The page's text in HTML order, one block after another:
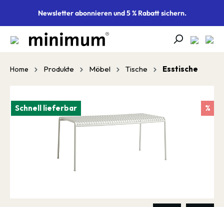
springenNewsletter abonnieren und 5 % Rabatt sichern.
Home Produkte Möbel Tische Esstische
%
Schnell lieferbar